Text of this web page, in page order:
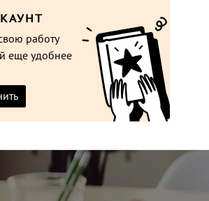
работу
еще удобнее